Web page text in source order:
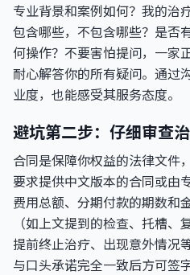
专业背景和案例如何？我的治
包含哪些，不包含哪些？是否
何操作？不要害怕提问，一家
耐心解答你的所有疑问。通过
业度，也能感受其服务态度。
避坑第二步：仔细审查
合同是保障你权益的法律文件
要求提供中文版本的合同或由
费用总额、分期付款的期数和
（如上文提到的检查、托槽
提前终止治疗、出现意外情况
与口头承诺完全一致后方可签